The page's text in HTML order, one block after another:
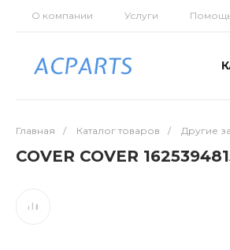
О компании Услуги
Главная / Каталог товаров / Другие
COVER COVER